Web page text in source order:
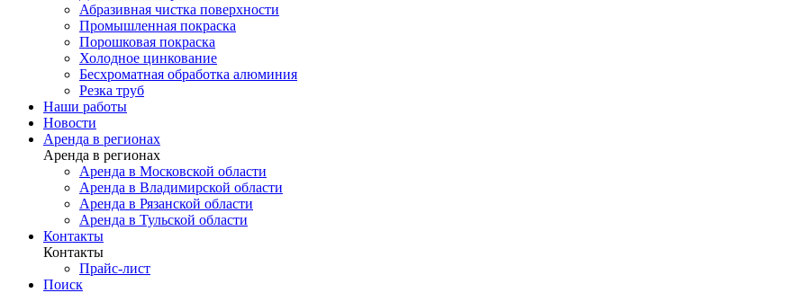
Абразивная чистка поверхности
Промышленная покраска
Порошковая покраска
Холодное цинкование
Бесхроматная обработка алюминия
Резка труб
Наши работы
Новости
Аренда в регионах
Аренда в регионах
Аренда в Московской области
Аренда в Владимирской области
Аренда в Рязанской области
Аренда в Тульской области
Контакты
Контакты
Прайс-лист
Поиск